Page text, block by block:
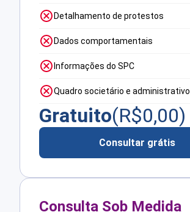
Detalhamento de protestos
Dados comportamentais
Informações do SPC
Quadro societário e administrativo
Gratuito(R$0,00)
Consultar grátis
Consulta Sob Medida